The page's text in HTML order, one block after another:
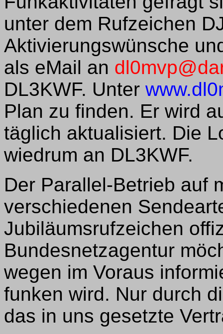
unter dem Rufzeichen
Aktivierungswünsche
als eMail an
DL3KWF. Unter
Plan zu finden. Er wird
täglich aktualisiert. Die
wiedrum an DL3KWF.
Der Parallel-Betrieb auf
verschiedenen
Jubiläumsrufzeichen
Bundesnetzagentur
wegen im Voraus
funken wird. Nur durch
das in uns gesetzte